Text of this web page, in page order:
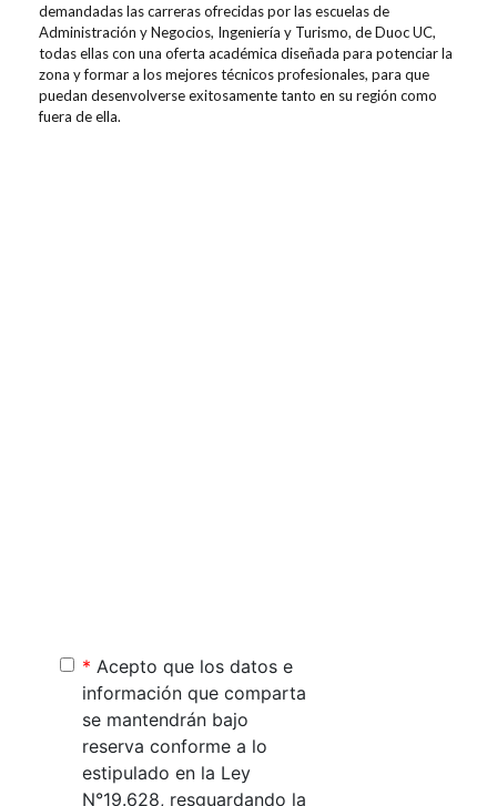
demandadas las carreras ofrecidas por las escuelas de
Administración y Negocios, Ingeniería y Turismo, de Duoc UC,
todas ellas con una oferta académica diseñada para potenciar la
zona y formar a los mejores técnicos profesionales, para que
puedan desenvolverse exitosamente tanto en su región como
fuera de ella.